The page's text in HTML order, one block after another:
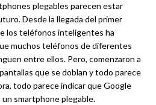
plegables parecen estar
Desde la llegada del primer
los teléfonos inteligentes ha
muchos teléfonos de diferentes
entre ellos. Pero, comenzaron a
que se doblan y todo parece
todo parece indicar que Google
smartphone plegable.